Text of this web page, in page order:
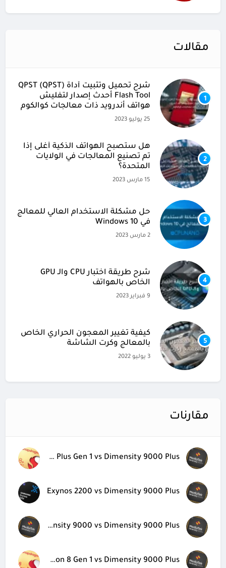
مقالات
شرح تحميل وتثبيت أداة (QPST (QPST
Flash Tool أحدث إصدار لتفليش
هواتف أندرويد ذات معالجات كوالكوم
25 يوليو 2023
2
هل ستصبح الهواتف الذكية أغلى إذا
تم تصنيع المعالجات في الولايات
المتحدة؟
15 مارس 2023
3
حل مشكلة الاستخدام العالي للمعالج
في Windows 10
4
شرح طريقة اختبار CPU والـ GPU
الخاص بالهواتف
5
كيفية تغيير المعجون الحراري الخاص
بالمعالج وكرت الشاشة
مقارنات
Snapdragon 8 Plus Gen 1 vs Dimensity 9000 Plus
Exynos 2200 vs Dimensity 9000 Plus
Dimensity 9000 vs Dimensity 9000 Plus
Snapdragon 8 Gen 1 vs Dimensity 9000 Plus